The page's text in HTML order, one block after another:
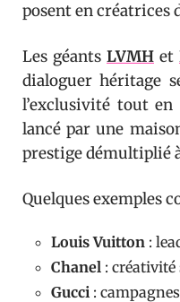
posent en créatrices
Les géants LVMH et
dialoguer héritage
l’exclusivité tout en
lancé par une
prestige démultiplié
Quelques exemples
Louis Vuitton :
Chanel :
Gucci :